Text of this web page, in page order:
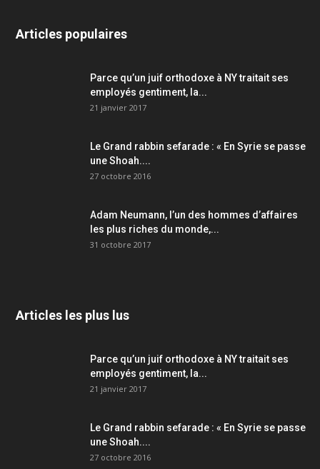
Articles populaires
Parce qu’un juif orthodoxe à NY traitait ses
employés gentiment, la...
21 janvier 2017
Le Grand rabbin sefarade : « En Syrie se passe
une Shoah....
27 octobre 2016
Adam Neumann, l’un des hommes d’affaires
les plus riches du monde,...
31 octobre 2017
Articles les plus lus
Parce qu’un juif orthodoxe à NY traitait ses
employés gentiment, la...
21 janvier 2017
Le Grand rabbin sefarade : « En Syrie se passe
une Shoah....
27 octobre 2016